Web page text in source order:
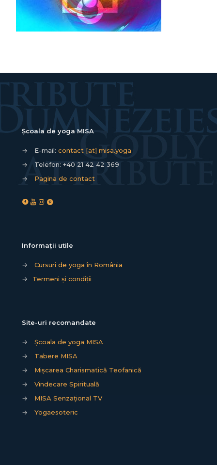
Școala de yoga MISA
→ E-mail: contact [at] misa.yoga
→
Telefon: +40 21 42 42 369
→
Pagina de contact
Informații utile
→
Cursuri de yoga în România
→
Termeni și condiții
Site-uri recomandate
→
Școala de yoga MISA
→
Tabere MISA
→
Mișcarea Charismatică Teofanică
→
Vindecare Spirituală
→
MISA Senzațional TV
→
Yogaesoteric